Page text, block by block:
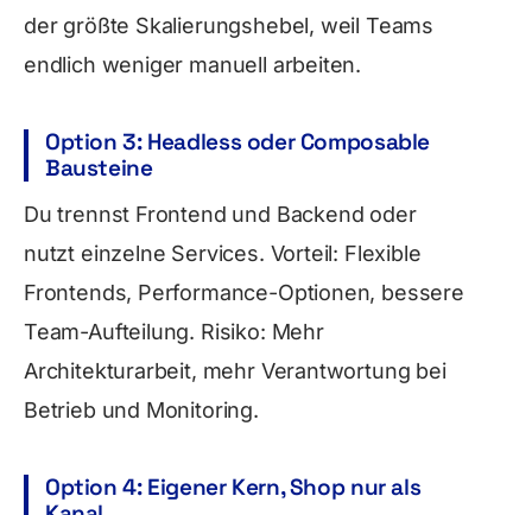
der größte Skalierungshebel, weil Teams
endlich weniger manuell arbeiten.
Option 3: Headless oder Composable
Bausteine
Du trennst Frontend und Backend oder
nutzt einzelne Services. Vorteil: Flexible
Frontends, Performance-Optionen, bessere
Team-Aufteilung. Risiko: Mehr
Architekturarbeit, mehr Verantwortung bei
Betrieb und Monitoring.
Option 4: Eigener Kern, Shop nur als